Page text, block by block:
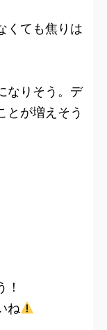
くても焦りは
なりそう。デ
とが増えそう
ね